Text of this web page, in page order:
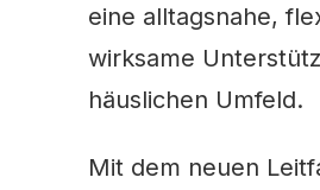
eine alltagsnahe,
wirksame
häuslichen Umfeld.
Mit dem neuen